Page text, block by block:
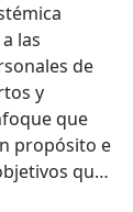
las
de
y
que
propósito e
que